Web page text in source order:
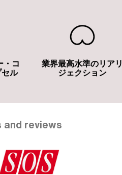
・コ
ル
業界最高水準のリアリ
ジェクション
reviews